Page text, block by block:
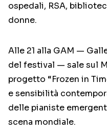
ospedali, RSA,
donne.
Alle 21 alla GAM —
del festival — sale sul
progetto “Frozen in
e sensibilità
delle pianiste
scena mondiale.